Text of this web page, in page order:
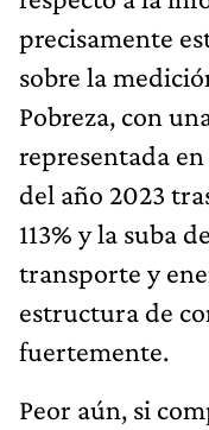
precisamente
sobre la
Pobreza, con
representada
del año 2023
113% y la suba
transporte y
estructura de
fuertemente.
Peor aún, si